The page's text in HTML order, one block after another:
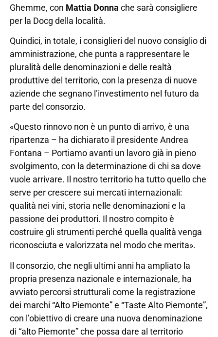
Ghemme, con Mattia Donna che sarà consigliere
per la Docg della località.
Quindici, in totale, i consiglieri del nuovo consiglio di
amministrazione, che punta a rappresentare le
pluralità delle denominazioni e delle realtà
produttive del territorio, con la presenza di nuove
aziende che segnano l’investimento nel futuro da
parte del consorzio.
«Questo rinnovo non è un punto di arrivo, è una
ripartenza – ha dichiarato il presidente Andrea
Fontana – Portiamo avanti un lavoro già in pieno
svolgimento, con la determinazione di chi sa dove
vuole arrivare. Il nostro territorio ha tutto quello che
serve per crescere sui mercati internazionali:
qualità nei vini, storia nelle denominazioni e la
passione dei produttori. Il nostro compito è
costruire gli strumenti perché quella qualità venga
riconosciuta e valorizzata nel modo che merita».
Il consorzio, che negli ultimi anni ha ampliato la
propria presenza nazionale e internazionale, ha
avviato percorsi strutturali come la registrazione
dei marchi “Alto Piemonte” e “Taste Alto Piemonte”,
con l’obiettivo di creare una nuova denominazione
di “alto Piemonte” che possa dare al territorio